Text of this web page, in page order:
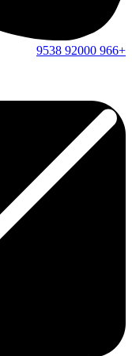
+966
92000
9538